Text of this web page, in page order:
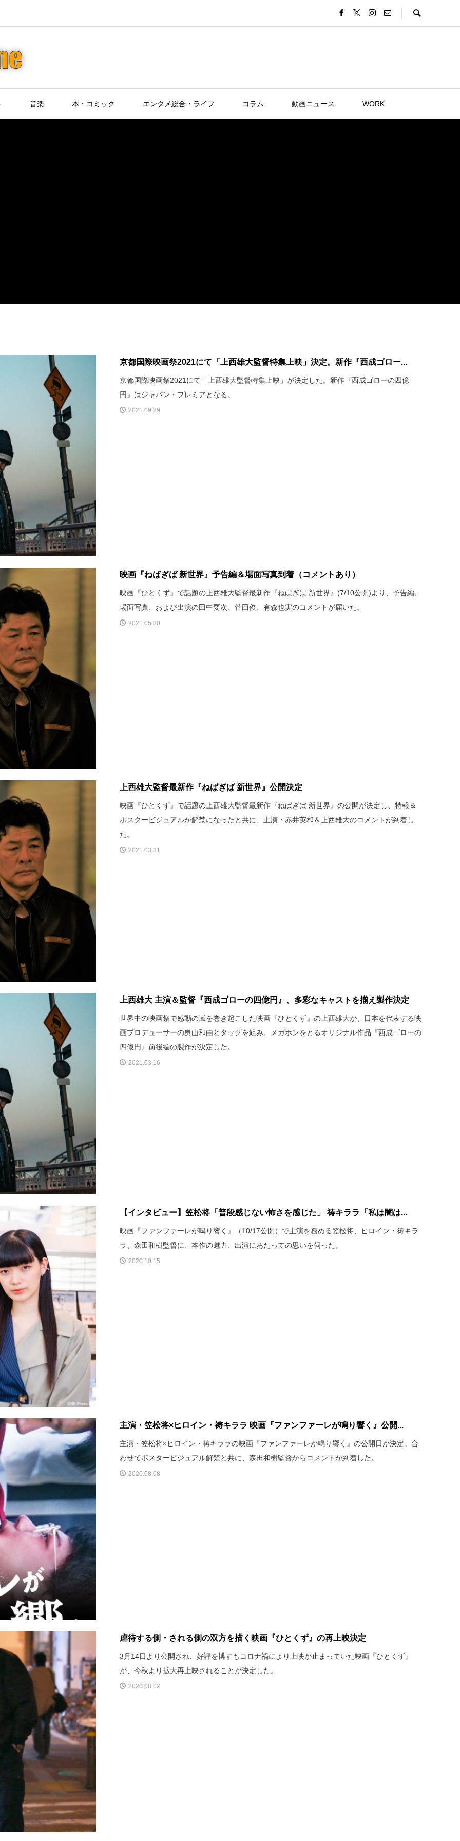
音楽 本・コミック エンタメ総合・ライフ コラム 動画ニュース WORK
京都国際映画祭2021にて「上西雄大監督特集上映」決定。新作『西成ゴロー...
京都国際映画祭2021にて「上西雄大監督特集上映」が決定した。新作『西成ゴローの四億
円』はジャパン・プレミアとなる。
2021.09.29
映画『ねばぎば 新世界』予告編＆場面写真到着（コメントあり）
映画『ひとくず』で話題の上西雄大監督最新作『ねばぎば 新世界』(7/10公開)より、予告編、
場面写真、および出演の田中要次、菅田俊、有森也実のコメントが届いた。
2021.05.30
上西雄大監督最新作『ねばぎば 新世界』公開決定
映画『ひとくず』で話題の上西雄大監督最新作『ねばぎば 新世界』の公開が決定し、特報＆
ポスタービジュアルが解禁になったと共に、主演・赤井英和＆上西雄大のコメントが到着し
た。
2021.03.31
上西雄大 主演＆監督『西成ゴローの四億円』、多彩なキャストを揃え製作決定
世界中の映画祭で感動の嵐を巻き起こした映画『ひとくず』の上西雄大が、日本を代表する映
画プロデューサーの奥山和由とタッグを組み、メガホンをとるオリジナル作品『西成ゴローの
四億円』前後編の製作が決定した。
2021.03.16
【インタビュー】笠松将「普段感じない怖さを感じた」 祷キララ「私は闇は...
映画『ファンファーレが鳴り響く』（10/17公開）で主演を務める笠松将、ヒロイン・祷キラ
ラ、森田和樹監督に、本作の魅力、出演にあたっての思いを伺った。
2020.10.15
主演・笠松将×ヒロイン・祷キララ 映画『ファンファーレが鳴り響く』公開...
主演・笠松将×ヒロイン・祷キララの映画『ファンファーレが鳴り響く』の公開日が決定。合
わせてポスタービジュアル解禁と共に、森田和樹監督からコメントが到着した。
2020.08.08
虐待する側・される側の双方を描く映画『ひとくず』の再上映決定
3月14日より公開され、好評を博すもコロナ禍により上映が止まっていた映画『ひとくず』
が、今秋より拡大再上映されることが決定した。
2020.08.02